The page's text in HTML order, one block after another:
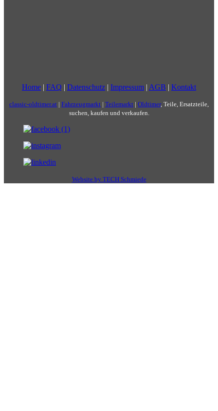
Home | FAQ | Datenschutz | Impressum | AGB | Kontakt
classic-oldtimer.at | Fahrzeugmarkt | Teilemarkt | Oldtimer, Teile, Ersatzteile,
suchen, kaufen und verkaufen.
Website by TECH Schmiede